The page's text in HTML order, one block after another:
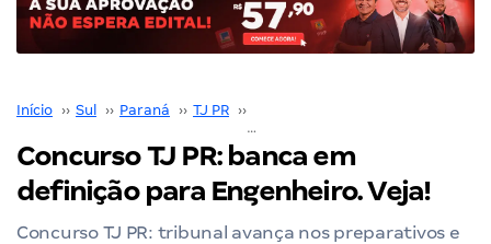
Início ›› Sul ›› Paraná ›› TJ PR ››
Concurso TJ PR: banca em
definição para Engenheiro. Veja!
Concurso TJ PR: tribunal avança nos preparativos e